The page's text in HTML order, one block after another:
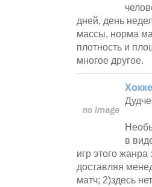
дней, день
массы, норма
плотность и
многое другое.
в
игр этого
доставляя
матч; 2)здесь